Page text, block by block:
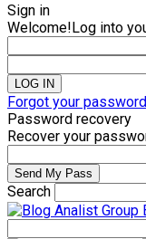
Sign in
Welcome!Log into
Forgot your
Password recovery
Recover your
Search